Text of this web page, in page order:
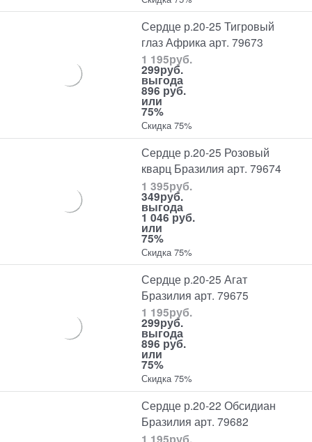
Сердце р.20-25 Тигровый
глаз Африка арт. 79673
1 195руб.
299руб.
выгода
896 руб.
или
75%
Скидка 75%
Сердце р.20-25 Розовый
кварц Бразилия арт. 79674
1 395руб.
349руб.
выгода
1 046 руб.
или
75%
Скидка 75%
Сердце р.20-25 Агат
Бразилия арт. 79675
1 195руб.
299руб.
выгода
896 руб.
или
75%
Скидка 75%
Сердце р.20-22 Обсидиан
Бразилия арт. 79682
1 195руб.